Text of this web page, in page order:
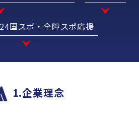
国スポ・全障スポ応援
1.企業理念